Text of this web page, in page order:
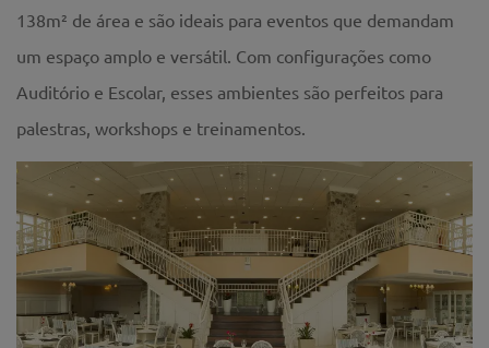
138m² de área e são ideais para eventos que demandam
um espaço amplo e versátil. Com configurações como
Auditório e Escolar, esses ambientes são perfeitos para
palestras, workshops e treinamentos.